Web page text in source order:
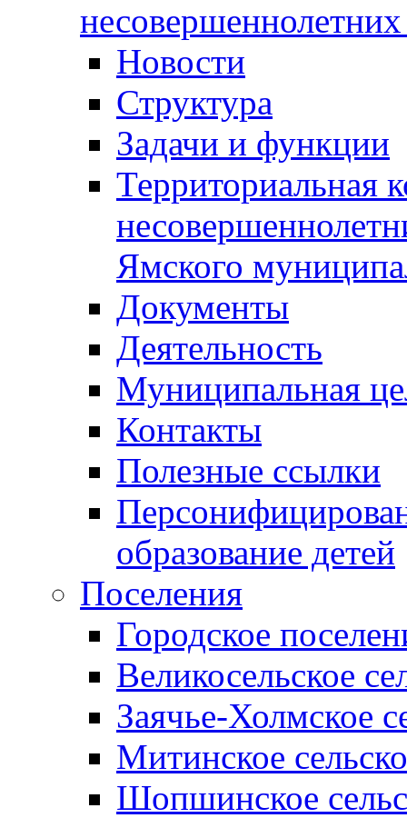
Новости
Структура
Задачи и функции
Территориальная
Ямского
Документы
Деятельность
Муниципальная
Контакты
Полезные ссылки
образование детей
Поселения
Городское
Великосельское
Заячье-Холмское
Митинское
Шопшинское